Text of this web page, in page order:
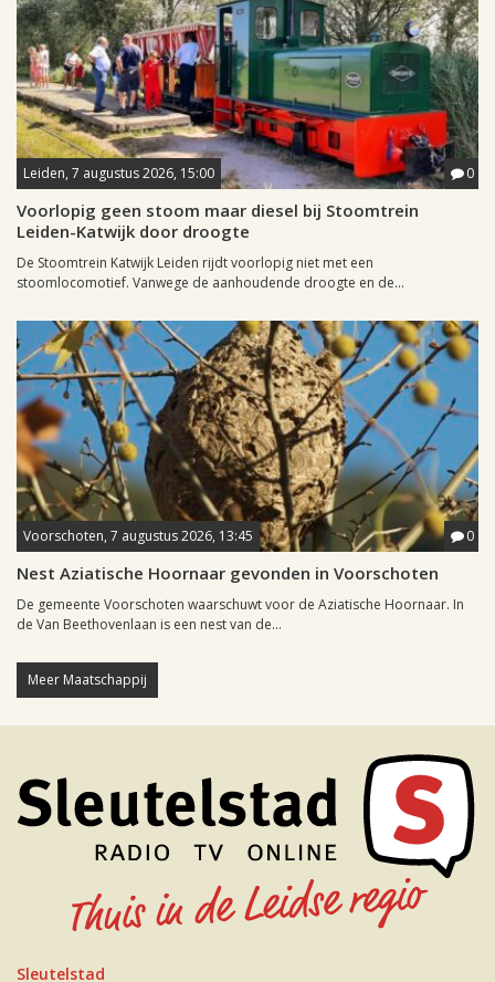
Leiden, 7 augustus 2026, 15:00 0
Voorlopig geen stoom maar diesel bij Stoomtrein
Leiden-Katwijk door droogte
De Stoomtrein Katwijk Leiden rijdt voorlopig niet met een
stoomlocomotief. Vanwege de aanhoudende droogte en de...
Voorschoten, 7 augustus 2026, 13:45 0
Nest Aziatische Hoornaar gevonden in Voorschoten
De gemeente Voorschoten waarschuwt voor de Aziatische Hoornaar. In
de Van Beethovenlaan is een nest van de...
Meer Maatschappij
Sleutelstad